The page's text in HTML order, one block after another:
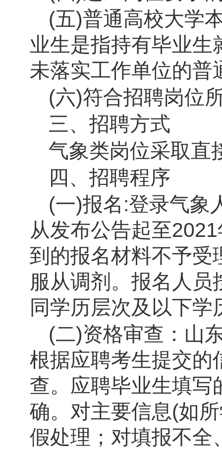
(五)普通高校大学
业生是指持有毕业生
未落实工作单位的普
(六)符合招聘岗位
三、招聘方式
气象类岗位采取直
四、招聘程序
(一)报名:登录气象
从发布公告起至2021
到的报名材料不予受
服从调剂。报名人
同学历层次及以下学
(二)资格审查： 山
根据应聘考生提交的
查。应聘毕业生填写
确。对主要信息(如
假处理；对填报不全